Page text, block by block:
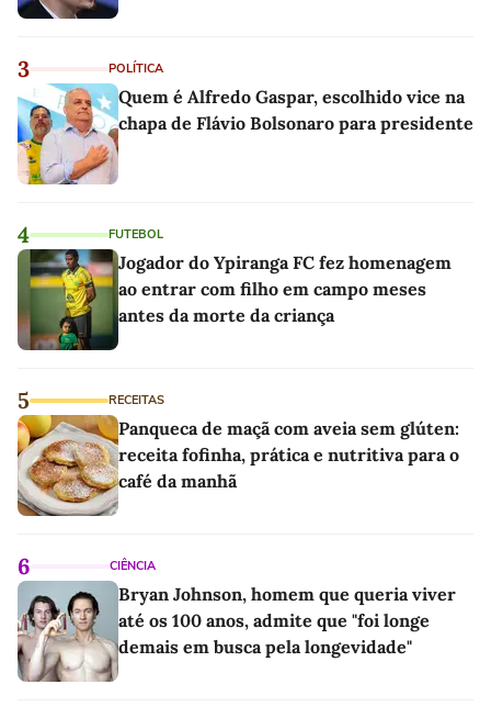
3 POLÍTICA
Quem é Alfredo Gaspar, escolhido vice na
chapa de Flávio Bolsonaro para presidente
4 FUTEBOL
Jogador do Ypiranga FC fez homenagem
ao entrar com filho em campo meses
antes da morte da criança
5 RECEITAS
Panqueca de maçã com aveia sem glúten:
receita fofinha, prática e nutritiva para o
café da manhã
6 CIÊNCIA
Bryan Johnson, homem que queria viver
até os 100 anos, admite que "foi longe
demais em busca pela longevidade"